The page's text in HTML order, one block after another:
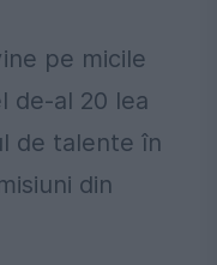
pe micile
de-al 20 lea
de talente în
din